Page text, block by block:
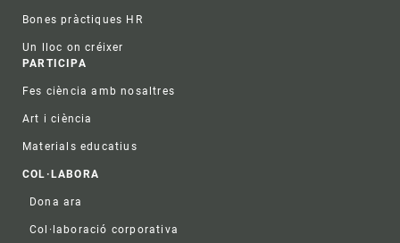
Bones pràctiques HR
Un lloc on créixer
PARTICIPA
Fes ciència amb nosaltres
Art i ciència
Materials educatius
COL·LABORA
Dona ara
Col·laboració corporativa